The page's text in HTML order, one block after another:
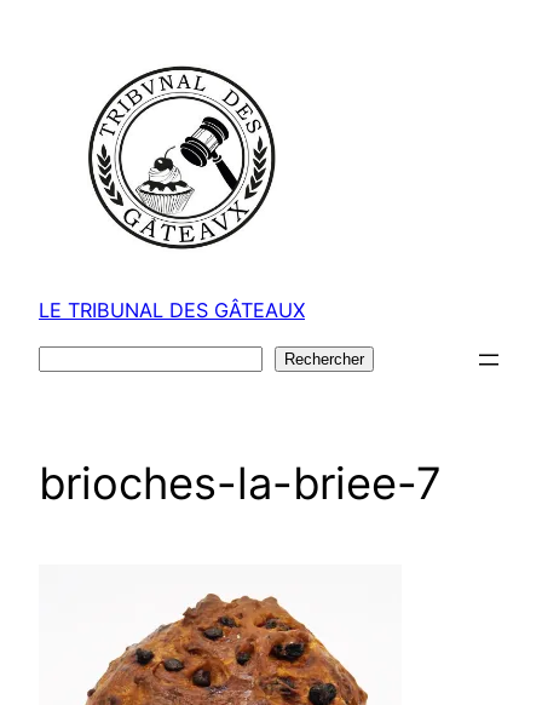
LE TRIBUNAL DES GÂTEAUX
Rechercher
brioches-la-briee-7